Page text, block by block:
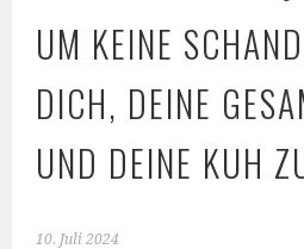
UM KEINE
DICH, DEINE
UND DEINE KUH
10. Juli 2024